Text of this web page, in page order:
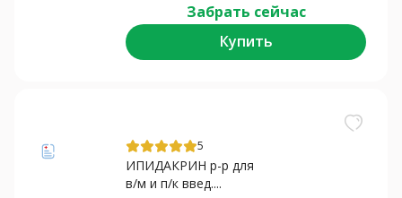
Забрать сейчас
Купить
5
ИПИДАКРИН р-р для
в/м и п/к введ....